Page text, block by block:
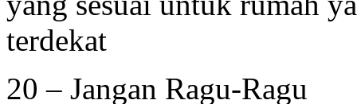
terdekat
20 – Jangan Ragu-Ragu